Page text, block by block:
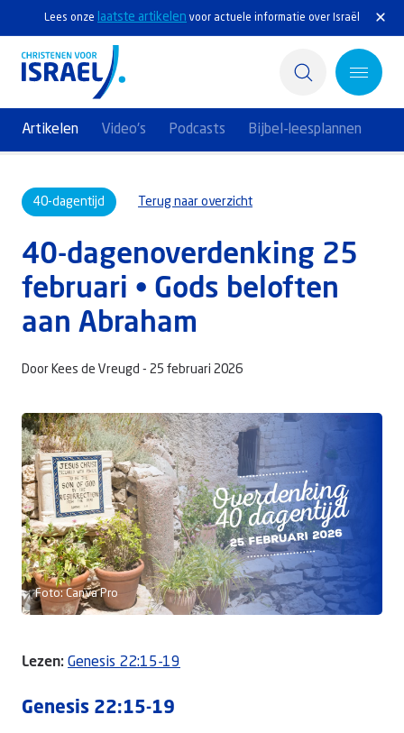
Lees onze laatste artikelen voor actuele informatie over Israël
Artikelen Video's Podcasts Bijbel-leesplannen
Actief
Ontdek
Steun Israël
Doneer
40-dagentijd Terug naar overzicht
40-dagenoverdenking 25
februari • Gods beloften
aan Abraham
Door Kees de Vreugd - 25 februari 2026
Foto: Canva Pro
Lezen: Genesis 22:15-19
Genesis 22:15-19